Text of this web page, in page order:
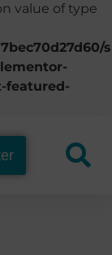
value of type
featured-